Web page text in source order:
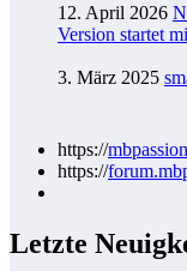
12. April 2026
Version startet
3. März 2025
https://
https://
Letzte